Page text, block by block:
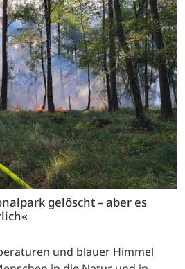
gelöscht – aber es
und blauer Himmel